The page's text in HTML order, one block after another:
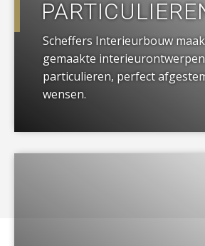
Scheffers Interieurbouw
gemaakte
particulieren, perfect
wensen.